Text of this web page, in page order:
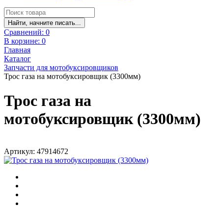
Найти, начните писать...
Сравнений: 0
В корзине: 0
Главная
Каталог
Запчасти для мотобуксировщиков
Трос газа на мотобуксировщик (3300мм)
Трос газа на
мотобуксировщик (3300мм)
Артикул: 47914672